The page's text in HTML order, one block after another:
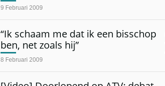
9 Februari 2009
“Ik schaam me dat ik een bisschop
ben, net zoals hij”
8 Februari 2009